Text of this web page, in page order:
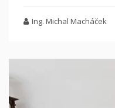
Ing. Michal Macháček